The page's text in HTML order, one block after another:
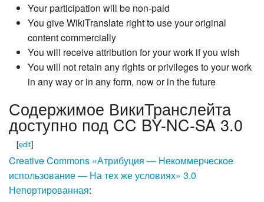
Your participation will be non-paid
You give WikiTranslate right to use your original
content commercially
You will receive attribution for your work if you wish
You will not retain any rights or privileges to your work
in any way or in any form, now or in the future
Содержимое ВикиТранслейта
доступно под CC BY-NC-SA 3.0
[edit]
Creative Commons «Атрибуция — Некоммерческое
использование — На тех же условиях» 3.0
Непортированная: